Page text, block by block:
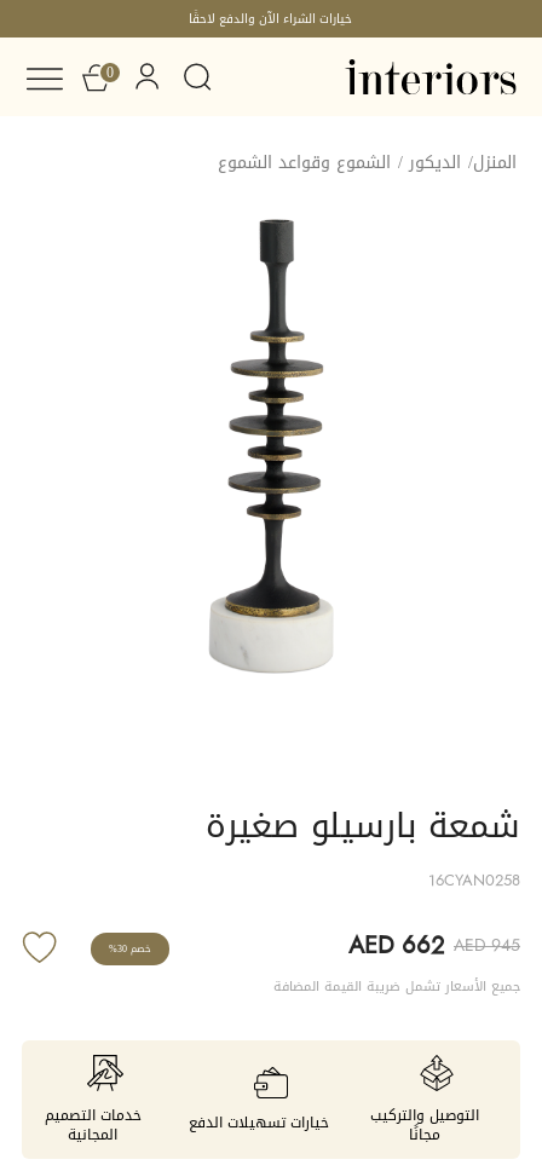
خيارات الشراء الآن والدفع لاحقًا
0
المنزل/ الديكور/ الشموع وقواعد الشموع
شمعة بارسيلو صغيرة
16CYAN0258
AED 662 AED 945
جميع الأسعار تشمل ضريبة القيمة المضافة
خصم 30%
التوصيل والتركيب
مجانًا خيارات تسهيلات الدفع خدمات التصميم
المجانية